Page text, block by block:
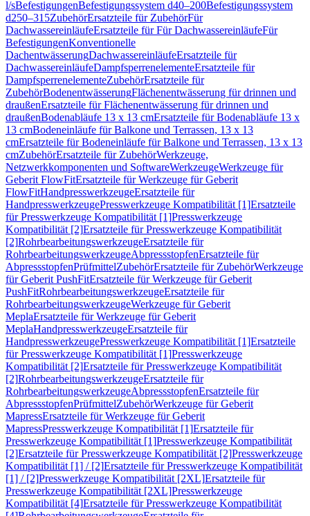
l/sBefestigungenBefestigungssystem d40–200Befestigungssystem
d250–315ZubehörErsatzteile für ZubehörFür
DachwassereinläufeErsatzteile für Für DachwassereinläufeFür
BefestigungenKonventionelle
DachentwässerungDachwassereinläufeErsatzteile für
DachwassereinläufeDampfsperrenelementeErsatzteile für
DampfsperrenelementeZubehörErsatzteile für
ZubehörBodenentwässerungFlächenentwässerung für drinnen und
draußenErsatzteile für Flächenentwässerung für drinnen und
draußenBodenabläufe 13 x 13 cmErsatzteile für Bodenabläufe 13 x
13 cmBodeneinläufe für Balkone und Terrassen, 13 x 13
cmErsatzteile für Bodeneinläufe für Balkone und Terrassen, 13 x 13
cmZubehörErsatzteile für ZubehörWerkzeuge,
Netzwerkkomponenten und SoftwareWerkzeugeWerkzeuge für
Geberit FlowFitErsatzteile für Werkzeuge für Geberit
FlowFitHandpresswerkzeugeErsatzteile für
HandpresswerkzeugePresswerkzeuge Kompatibilität [1]Ersatzteile
für Presswerkzeuge Kompatibilität [1]Presswerkzeuge
Kompatibilität [2]Ersatzteile für Presswerkzeuge Kompatibilität
[2]RohrbearbeitungswerkzeugeErsatzteile für
RohrbearbeitungswerkzeugeAbpressstopfenErsatzteile für
AbpressstopfenPrüfmittelZubehörErsatzteile für ZubehörWerkzeuge
für Geberit PushFitErsatzteile für Werkzeuge für Geberit
PushFitRohrbearbeitungswerkzeugeErsatzteile für
RohrbearbeitungswerkzeugeWerkzeuge für Geberit
MeplaErsatzteile für Werkzeuge für Geberit
MeplaHandpresswerkzeugeErsatzteile für
HandpresswerkzeugePresswerkzeuge Kompatibilität [1]Ersatzteile
für Presswerkzeuge Kompatibilität [1]Presswerkzeuge
Kompatibilität [2]Ersatzteile für Presswerkzeuge Kompatibilität
[2]RohrbearbeitungswerkzeugeErsatzteile für
RohrbearbeitungswerkzeugeAbpressstopfenErsatzteile für
AbpressstopfenPrüfmittelZubehörWerkzeuge für Geberit
MapressErsatzteile für Werkzeuge für Geberit
MapressPresswerkzeuge Kompatibilität [1]Ersatzteile für
Presswerkzeuge Kompatibilität [1]Presswerkzeuge Kompatibilität
[2]Ersatzteile für Presswerkzeuge Kompatibilität [2]Presswerkzeuge
Kompatibilität [1] / [2]Ersatzteile für Presswerkzeuge Kompatibilität
[1] / [2]Presswerkzeuge Kompatibilität [2XL]Ersatzteile für
Presswerkzeuge Kompatibilität [2XL]Presswerkzeuge
Kompatibilität [4]Ersatzteile für Presswerkzeuge Kompatibilität